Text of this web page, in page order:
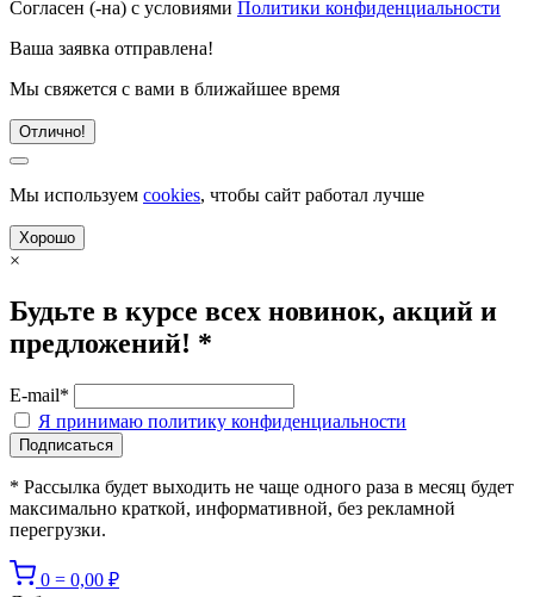
Согласен (-на) с условиями Политики конфиденциальности
Ваша заявка отправлена!
Мы свяжется с вами в ближайшее время
Отлично!
Мы используем cookies, чтобы сайт работал лучше
Хорошо
×
Будьте в курсе всех новинок, акций и
предложений! *
E-mail*
Я принимаю политику конфиденциальности
* Рассылка будет выходить не чаще одного раза в месяц будет
максимально краткой, информативной, без рекламной
перегрузки.
0 = 0,00 ₽